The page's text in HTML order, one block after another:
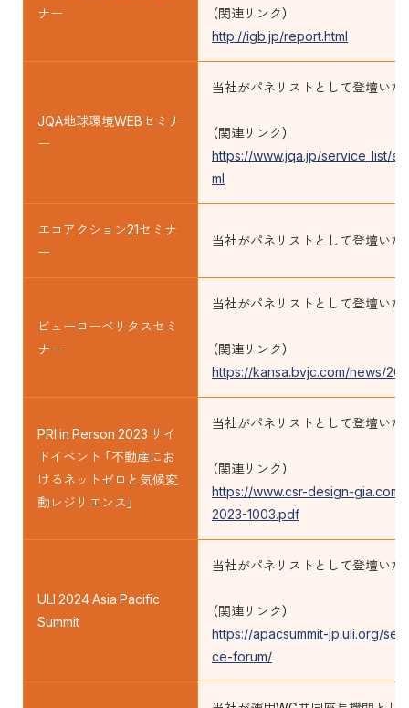
ナー
（関連リンク）
http://igb.jp/report.html
JQA地球環境WEBセミナ
ー
当社がパネリストとして登壇いた
（関連リンク）
https://www.jqa.jp/service_list/
ml
エコアクション21セミナ
ー
当社がパネリストとして登壇いた
ビューローベリタスセミ
ナー
当社がパネリストとして登壇いた
（関連リンク）
https://kansa.bvjc.com/news/
PRI in Person 2023 サイ
ドイベント 「不動産にお
けるネットゼロと気候変
動レジリエンス」
当社がパネリストとして登壇いた
（関連リンク）
https://www.csr-design-gia.com/
2023-1003.pdf
ULI 2024 Asia Pacific
Summit
当社がパネリストとして登壇いた
（関連リンク）
https://apacsummit-jp.uli.org/
ce-forum/